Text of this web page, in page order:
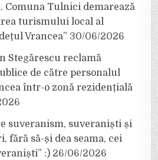
Comuna Tulnici demarează
turismului local al
Vrancea” 30/06/2026
Stegărescu reclamă
de către personalul
într-o zonă rezidențială
suveranism, suveraniști și
fără să-și dea seama, cei
:) 26/06/2026